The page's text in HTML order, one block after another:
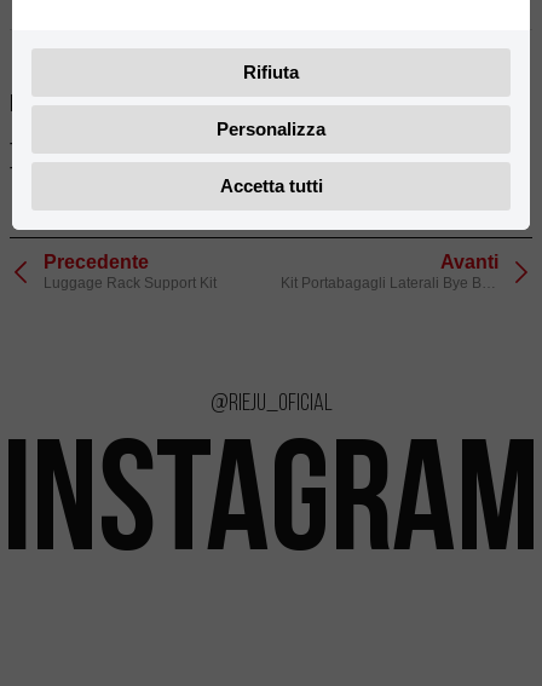
Modelos compatibles:
TANGO SCRAMBLER 125i E5 (2021- 2023)
TANGO SCRAMBLER 125i E4 (2019- 2020)
Precedente
Luggage Rack Support Kit
Avanti
Kit Portabagagli Laterali Bye Bike
@rieju_oficial
INSTAGRAM
Rifiuta
Personalizza
Accetta tutti